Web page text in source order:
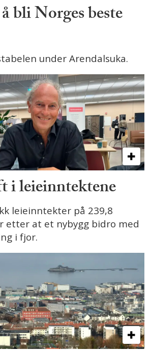
bli Norges beste
under Arendalsuka.
i leieinntektene
leieinntekter på 239,8
etter at et nybygg bidro med
i fjor.